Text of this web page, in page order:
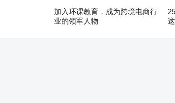
加入环课教育，成为跨境电商行
业的领军人物